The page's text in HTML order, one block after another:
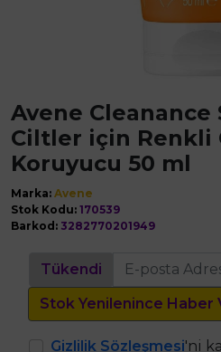
Avene Cleanance
Ciltler için Renkli
Koruyucu 50 ml
Marka: Avene
Stok Kodu: 170539
Barkod: 3282770201949
Tükendi
Stok Yenilenince Haber
Gizlilik Sözleşmesi'ni